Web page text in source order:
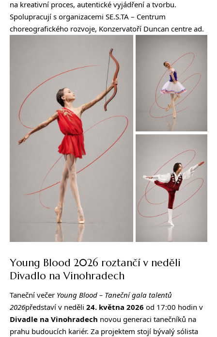
na kreativní proces, autentické vyjádření a tvorbu.
Spolupracují s organizacemi SE.S.TA – Centrum
choreografického rozvoje, Konzervatoří Duncan centre ad.
Young Blood 2026 roztančí v neděli
Divadlo na Vinohradech
Taneční večer Young Blood – Taneční gala talentů
2026představí v neděli 24. května 2026 od 17:00 hodin v
Divadle na Vinohradech novou generaci tanečníků na
prahu budoucích kariér. Za projektem stojí bývalý sólista